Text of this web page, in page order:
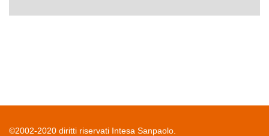
©2002-2020 diritti riservati Intesa Sanpaolo.